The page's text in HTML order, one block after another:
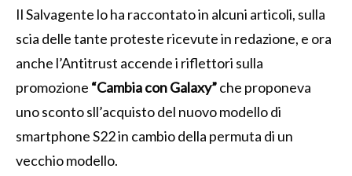
Il Salvagente lo ha raccontato in alcuni articoli, sulla
scia delle tante proteste ricevute in redazione, e ora
anche l’Antitrust accende i riflettori sulla
promozione “Cambia con Galaxy”che proponeva
uno sconto sll’acquisto del nuovo modello di
smartphone S22 in cambio della permuta di un
vecchio modello.